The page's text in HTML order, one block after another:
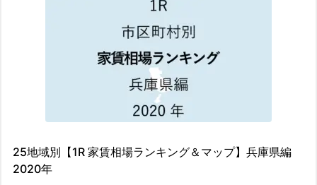
25地域別【1R 家賃相場ランキング＆マップ】兵庫県編
2020年